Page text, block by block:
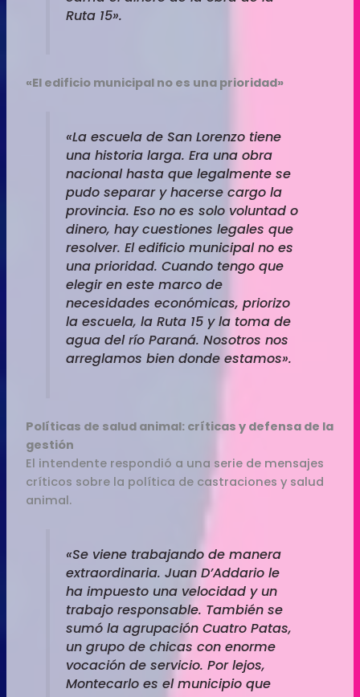
Ruta 15».
«El edificio municipal no es una prioridad»
«La escuela de San Lorenzo tiene
una historia larga. Era una obra
nacional hasta que legalmente se
pudo separar y hacerse cargo la
provincia. Eso no es solo voluntad o
dinero, hay cuestiones legales que
resolver. El edificio municipal no es
una prioridad. Cuando tengo que
elegir en este marco de
necesidades económicas, priorizo
la escuela, la Ruta 15 y la toma de
agua del río Paraná. Nosotros nos
arreglamos bien donde estamos».
Políticas de salud animal: críticas y defensa de la
gestión
El intendente respondió a una serie de mensajes
críticos sobre la política de castraciones y salud
animal.
«Se viene trabajando de manera
extraordinaria. Juan D’Addario le
ha impuesto una velocidad y un
trabajo responsable. También se
sumó la agrupación Cuatro Patas,
un grupo de chicas con enorme
vocación de servicio. Por lejos,
Montecarlo es el municipio que